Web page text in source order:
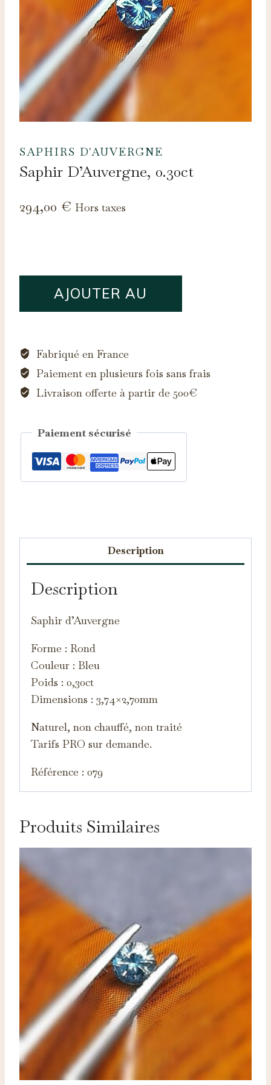
SAPHIRS D'AUVERGNE
Saphir D’Auvergne, 0.30ct
294,00 € Hors taxes
0.30ct
AJOUTER AU
Fabriqué en France
Paiement en plusieurs fois sans frais
Livraison offerte à partir de 500€
Paiement sécurisé
Description
Description
Saphir d’Auvergne
Forme : Rond
Couleur : Bleu
Poids : 0,30ct
Dimensions : 3,74×2,70mm
Naturel, non chauffé, non traité
Tarifs PRO sur demande.
Référence : 079
Produits Similaires